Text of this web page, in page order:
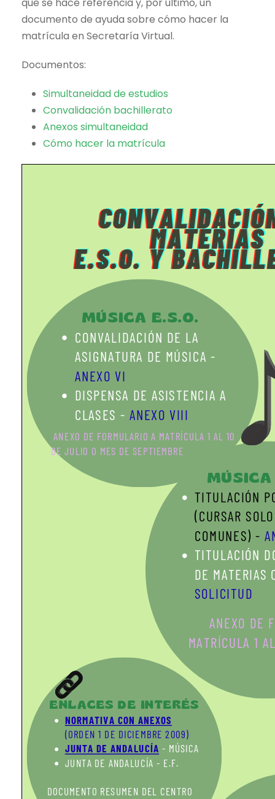
documento de ayuda sobre cómo hacer la
matrícula en Secretaría Virtual.
Documentos:
Simultaneidad de estudios
Convalidación bachillerato
Anexos simultaneidad
Cómo hacer la matrícula